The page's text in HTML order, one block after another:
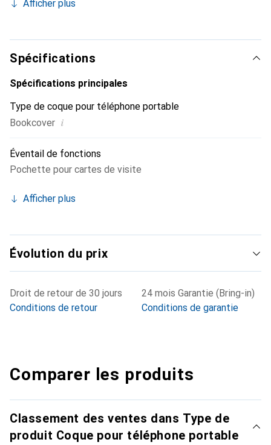
peau. Elle devient l'accessoire chic et indispensable pour
ses produits de haute qualité, la marque Noreve est un
choix fiable pour une clientèle exigeante.
Afficher plus
Spécifications
Spécifications principales
Type de coque pour téléphone portable
Bookcover i
Éventail de fonctions
Pochette pour cartes de visite
Afficher plus
Évolution du prix
Droit de retour de 30 jours
Conditions de retour
24 mois Garantie (Bring-in)
Conditions de garantie
Comparer les produits
Classement des ventes dans Type de
produit Coque pour téléphone portable